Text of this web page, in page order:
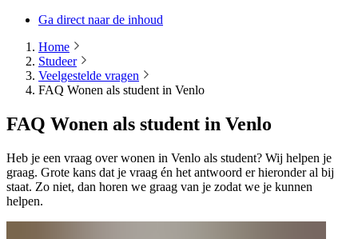
Ga direct naar de inhoud
Home
Studeer
Veelgestelde vragen
FAQ Wonen als student in Venlo
FAQ Wonen als student in Venlo
Heb je een vraag over wonen in Venlo als student? Wij helpen je
graag. Grote kans dat je vraag én het antwoord er hieronder al bij
staat. Zo niet, dan horen we graag van je zodat we je kunnen
helpen.